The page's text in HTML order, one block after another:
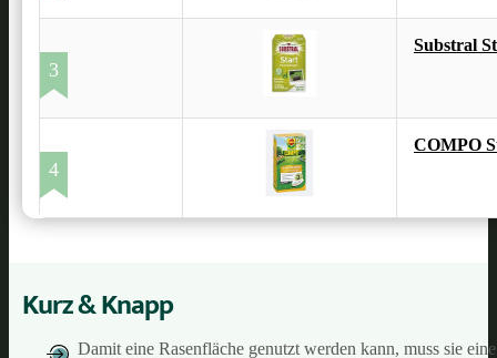
3
Substral
4
COMPO
Kurz & Knapp
Damit eine Rasenfläche genutzt werden kann, muss sie